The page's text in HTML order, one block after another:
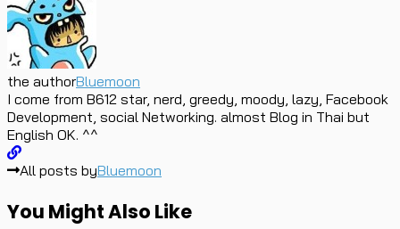
the authorBluemoon
I come from B612 star, nerd, greedy, moody, lazy, Facebook
Development, social Networking. almost Blog in Thai but
English OK. ^^
All posts byBluemoon
You Might Also Like